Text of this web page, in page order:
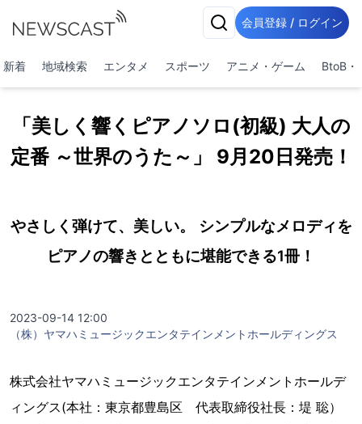
会員登録 / ログイン
新着 地域検索 エンタメ スポーツ アニメ・ゲーム BtoB・
「美しく響くピアノソロ(初級) 大人の
定番 ～世界のうた～」 9月20日発売！
やさしく弾けて、美しい。 シンプルなメロディを
ピアノの響きとともに堪能できる1冊！
2023-09-14 12:00
（株）ヤマハミュージックエンタテインメントホールディングス
株式会社ヤマハミュージックエンタテインメントホールデ
ィングス(本社：東京都豊島区 代表取締役社長：堤 聡）